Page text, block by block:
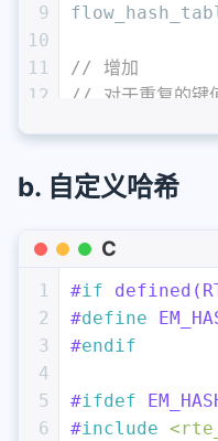
9
10
11
12
15
18
19
20
21
22
23
24
// 增加
// 对于重复的键
// 查找
// 对于存在的键
// 删除
// 从哈希表中移
int32_t
// 清理键内存
// 由于rte_hash
b. 自定义哈希
C
1
2
3
4
5
6
#if
#define
#endif
#ifdef
#include